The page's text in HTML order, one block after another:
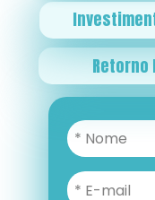
Retorno